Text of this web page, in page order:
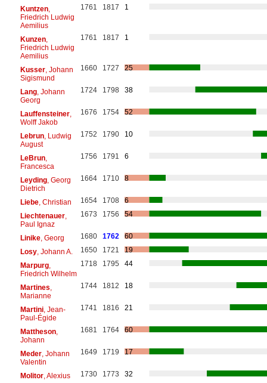
Kuntzen,
Friedrich Ludwig
Aemilius
1761 1817 1
Kunzen,
Friedrich Ludwig
Aemilius
1761 1817 1
Kusser, Johann
Sigismund
1660 1727 25
Lang, Johann
Georg
1724 1798 38
Lauffensteiner,
Wolff Jakob
1676 1754 52
Lebrun, Ludwig
August
1752 1790 10
LeBrun,
Francesca
1756 1791 6
Leyding, Georg
Dietrich
1664 1710 8
Liebe, Christian 1654 1708
6
Liechtenauer,
Paul Ignaz
1673 1756 54
Linike, Georg 1680 1762
60
Losy, Johann A. 1650 1721
19
Marpurg,
Friedrich Wilhelm
1718 1795 44
Martines
Marianne
1744 1812 18
Martini, Jean-
Paul-Égide
1741 1816 21
Mattheson,
Johann
1681 1764 60
Meder, Johann
Valentin
1649 1719 17
Molitor, Alexius 1730 1773
32